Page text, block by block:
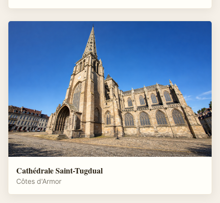
Cathédrale Saint-Tugdual
Côtes d'Armor